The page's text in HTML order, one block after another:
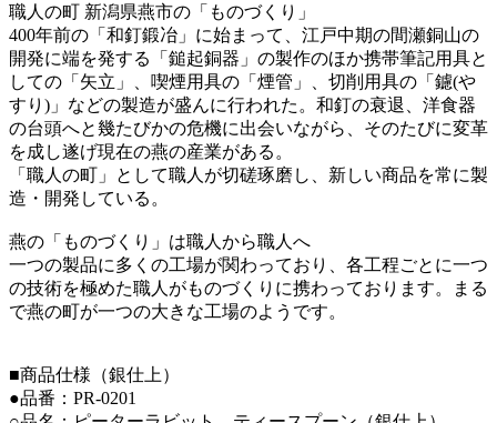
職人の町 新潟県燕市の「ものづくり」
400年前の「和釘鍛冶」に始まって、江戸中期の間瀬銅山の
開発に端を発する「鎚起銅器」の製作のほか携帯筆記用具と
しての「矢立」、喫煙用具の「煙管」、切削用具の「鑢(や
すり)」などの製造が盛んに行われた。和釘の衰退、洋食器
の台頭へと幾たびかの危機に出会いながら、そのたびに変革
を成し遂げ現在の燕の産業がある。
「職人の町」として職人が切磋琢磨し、新しい商品を常に製
造・開発している。
燕の「ものづくり」は職人から職人へ
一つの製品に多くの工場が関わっており、各工程ごとに一つ
の技術を極めた職人がものづくりに携わっております。まる
で燕の町が一つの大きな工場のようです。
■商品仕様（銀仕上）
●品番：PR-0201